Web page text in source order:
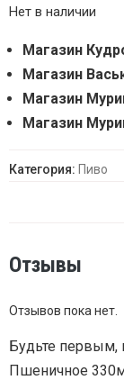
Нет в наличии
Магазин
Магазин
Магазин
Магазин
Категория: Пиво
Отзывы
Отзывов пока нет.
Будьте первым,
Пшеничное